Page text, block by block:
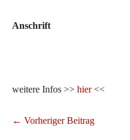
Anschrift
weitere Infos >> hier<<
Beitragsnavigation
← Vorheriger Beitrag